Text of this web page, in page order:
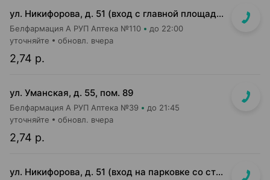
ул. Никифорова, д. 51 (вход с главной площади т/ц со стороны ул. Никифорова)
Белфармация А РУП Аптека №110 до 22:00
2,74 р.
уточняйте обновл. вчера
ул. Уманская, д. 55, пом. 89
Белфармация А РУП Аптека №39 до 21:45
2,74 р.
уточняйте обновл. вчера
ул. Никифорова, д. 51 (вход на парковке со стороны ул. Стариновской)